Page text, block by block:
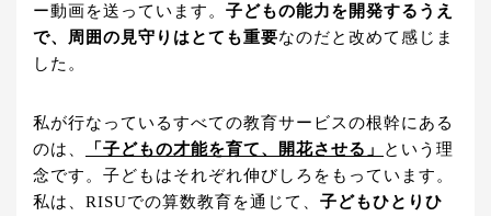
ー動画を送っています。 子どもの能力を開発するうえ
で、周囲の見守りはとても重要なのだと改めて感じま
した。
私が行なっているすべての教育サービスの根幹にある
のは、
「子どもの才能を育て、開花させる」
という理
念です。子どもはそれぞれ伸びしろをもっています。
私は、RISUでの算数教育を通じて、 子どもひとりひ